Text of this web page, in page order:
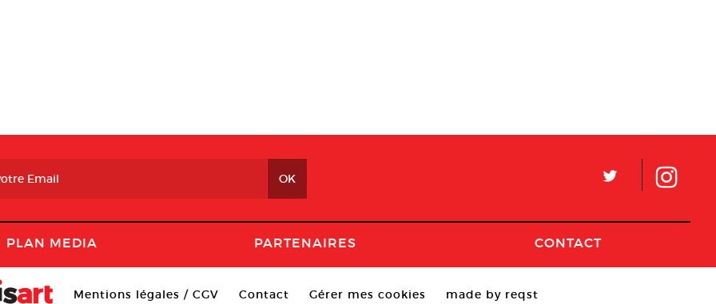
L
PLAN MEDIA PARTENAIRES CONTACT
Mentions légales / CGV Contact Gérer mes cookies made by reqst